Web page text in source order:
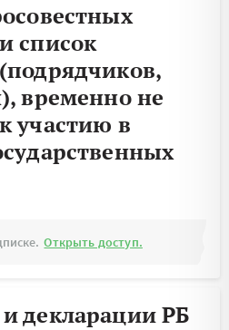
список
временно не
участию в
Открыть доступ.
декларации РБ